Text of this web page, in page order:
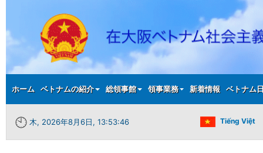
Main menu
ホーム ベトナムの紹介 総領事館 領事業務 新着情報 ベトナム
木, 2026年8月6日, 13:53:46 Tiếng Việt